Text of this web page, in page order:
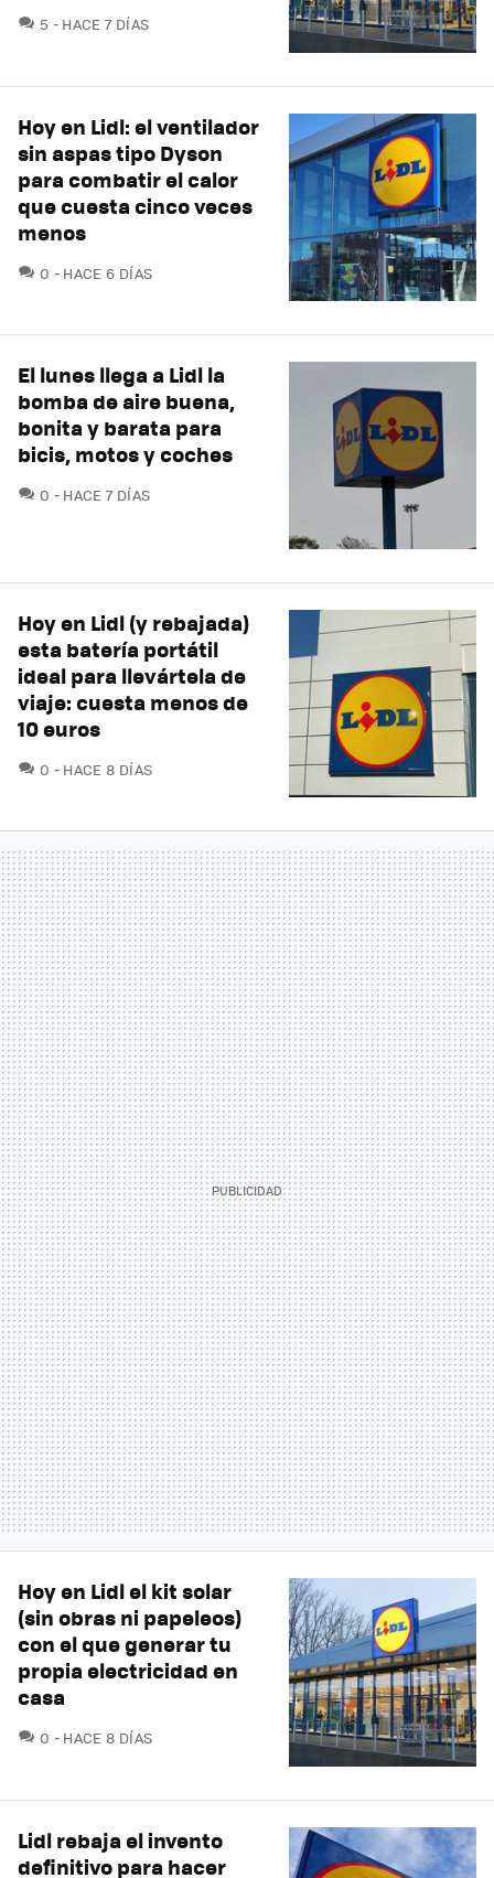
5 COMENTARIOS
HACE 7 DÍAS
Hoy en Lidl: el ventilador
sin aspas tipo Dyson
para combatir el calor
que cuesta cinco veces
menos
0 COMENTARIOS
HACE 6 DÍAS
El lunes llega a Lidl la
bomba de aire buena,
bonita y barata para
bicis, motos y coches
0 COMENTARIOS
HACE 7 DÍAS
Hoy en Lidl (y rebajada)
esta batería portátil
ideal para llevártela de
viaje: cuesta menos de
10 euros
0 COMENTARIOS
HACE 8 DÍAS
Hoy en Lidl el kit solar
(sin obras ni papeleos)
con el que generar tu
propia electricidad en
casa
0 COMENTARIOS
HACE 8 DÍAS
Lidl rebaja el invento
definitivo para hacer